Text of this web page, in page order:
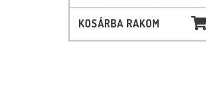
KOSÁRBA RAKOM